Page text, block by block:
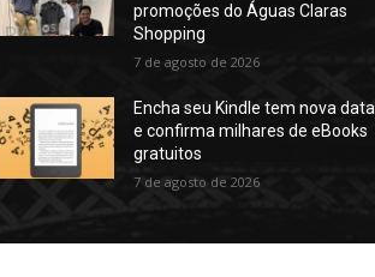
promoções do Águas Claras
Shopping
7 de agosto de 2026
Encha seu Kindle tem nova data
e confirma milhares de eBooks
gratuitos
7 de agosto de 2026